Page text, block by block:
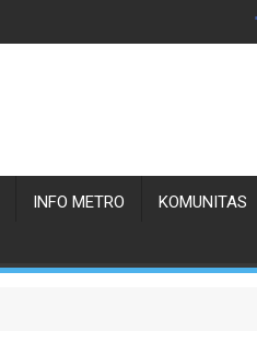
INFO METRO KOMUNITAS